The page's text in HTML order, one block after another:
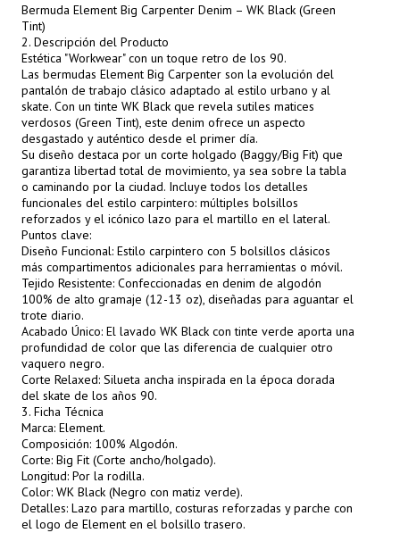
Bermuda Element Big Carpenter Denim – WK Black (Green
Tint)
2. Descripción del Producto
Estética "Workwear" con un toque retro de los 90.
Las bermudas Element Big Carpenter son la evolución del
pantalón de trabajo clásico adaptado al estilo urbano y al
skate. Con un tinte WK Black que revela sutiles matices
verdosos (Green Tint), este denim ofrece un aspecto
desgastado y auténtico desde el primer día.
Su diseño destaca por un corte holgado (Baggy/Big Fit) que
garantiza libertad total de movimiento, ya sea sobre la tabla
o caminando por la ciudad. Incluye todos los detalles
funcionales del estilo carpintero: múltiples bolsillos
reforzados y el icónico lazo para el martillo en el lateral.
Puntos clave:
Diseño Funcional: Estilo carpintero con 5 bolsillos clásicos
más compartimentos adicionales para herramientas o móvil.
Tejido Resistente: Confeccionadas en denim de algodón
100% de alto gramaje (12-13 oz), diseñadas para aguantar el
trote diario.
Acabado Único: El lavado WK Black con tinte verde aporta una
profundidad de color que las diferencia de cualquier otro
vaquero negro.
Corte Relaxed: Silueta ancha inspirada en la época dorada
del skate de los años 90.
3. Ficha Técnica
Marca: Element.
Composición: 100% Algodón.
Corte: Big Fit (Corte ancho/holgado).
Longitud: Por la rodilla.
Color: WK Black (Negro con matiz verde).
Detalles: Lazo para martillo, costuras reforzadas y parche con
el logo de Element en el bolsillo trasero.